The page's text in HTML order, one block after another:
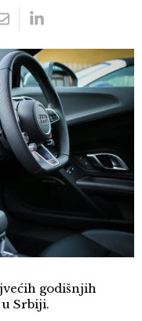
godišnjih
Srbiji.